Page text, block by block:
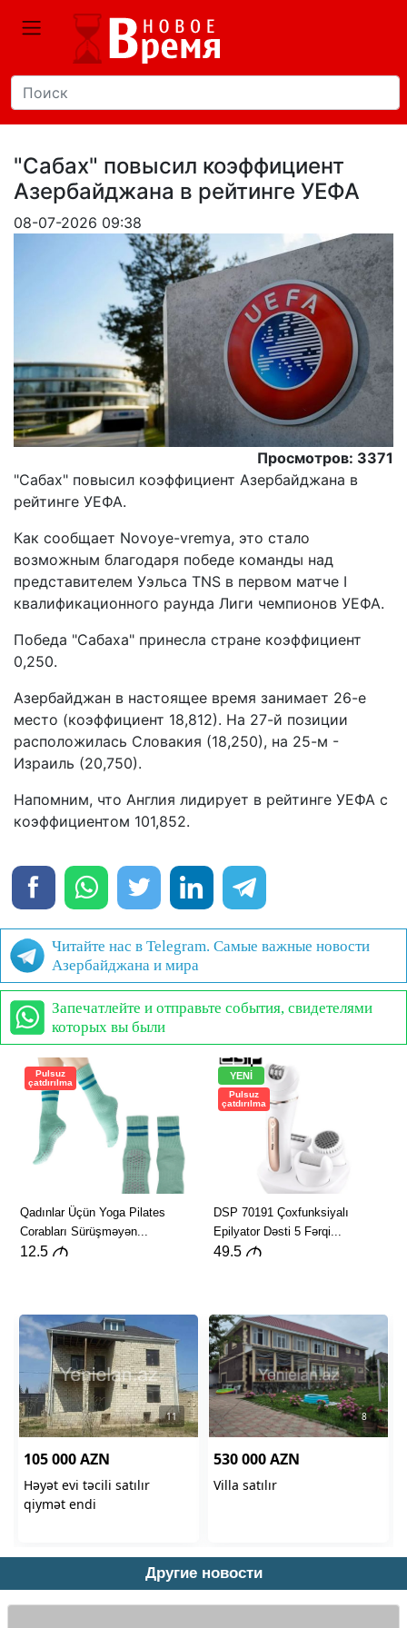
"Сабах" повысил коэффициент
Азербайджана в рейтинге УЕФА
08-07-2026 09:38
Просмотров: 3371
"Сабах" повысил коэффициент Азербайджана в
рейтинге УЕФА.
Как сообщает Novoye-vremya, это стало
возможным благодаря победе команды над
представителем Уэльса TNS в первом матче I
квалификационного раунда Лиги чемпионов УЕФА.
Победа "Сабаха" принесла стране коэффициент
0,250.
Азербайджан в настоящее время занимает 26-е
место (коэффициент 18,812). На 27-й позиции
расположилась Словакия (18,250), на 25-м -
Израиль (20,750).
Напомним, что Англия лидирует в рейтинге УЕФА с
коэффициентом 101,852.
Читайте нас в Telegram. Самые важные новости
Азербайджана и мира
Запечатлейте и отправьте события, свидетелями
которых вы были
Другие новости